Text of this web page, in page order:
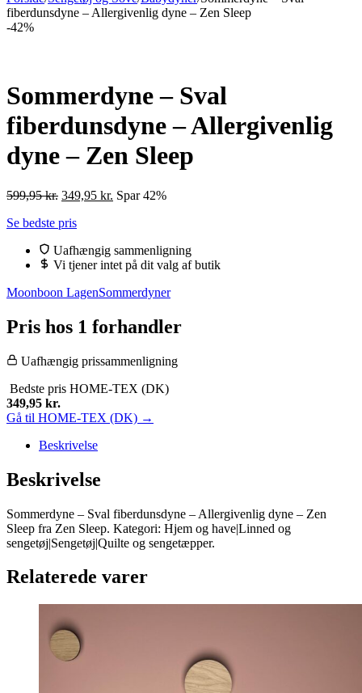
fiberdunsdyne – Allergivenlig dyne – Zen Sleep
-42%
Sommerdyne – Sval
fiberdunsdyne – Allergivenlig
dyne – Zen Sleep
599,95kr. Den
pris
599,95 kr..
349,95 kr. Den
349,95 kr..
Spar 42%
Se bedste pris
Uafhængig sammenligning
Vi tjener intet på dit valg af butik
Moonboon LagenSommerdyner
Pris hos 1 forhandler
Uafhængig prissammenligning
Bedste pris HOME-TEX (DK)
349,95 kr.
Gå til HOME-TEX (DK) →
Beskrivelse
Beskrivelse
Sommerdyne – Sval fiberdunsdyne – Allergivenlig dyne – Zen
Sleep fra Zen Sleep. Kategori: Hjem og have|Linned og
sengetøj|Sengetøj|Quilte og sengetæpper.
Relaterede varer